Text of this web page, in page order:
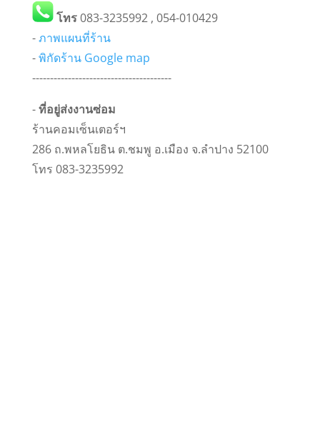
โทร083-3235992 , 054-010429
-ภาพแผนที่ร้าน
-พิกัดร้าน Google map
---------------------------------------
-ที่อยู่ส่งงานซ่อม
ร้านคอมเซ็นเตอร์ฯ
286 ถ.พหลโยธิน ต.ชมพู อ.เมือง จ.ลำปาง 52100
โทร 083-3235992